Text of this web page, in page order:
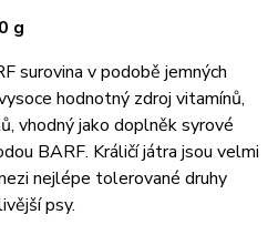
g
surovina v podobě jemných
hodnotný zdroj vitamínů,
vhodný jako doplněk syrové
BARF. Králičí játra jsou velmi
nejlépe tolerované druhy
psy.